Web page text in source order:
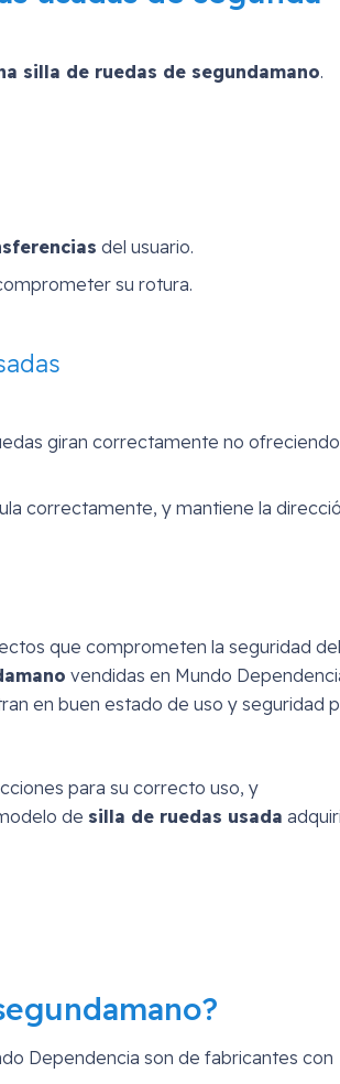
silla de ruedas de segundamano.
del usuario.
su rotura.
giran correctamente no ofreciendo
correctamente, y mantiene la
que comprometen la seguridad del
vendidas en Mundo
en buen estado de uso y seguridad
para su correcto uso, y
de silla de ruedas usada
Dependencia son de fabricantes con